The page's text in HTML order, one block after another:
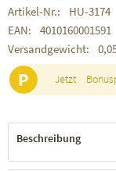
Artikel-Nr.:
HU-3174
EAN:
4010160001591
Versandgewicht:
P Jetzt
Beschreibung